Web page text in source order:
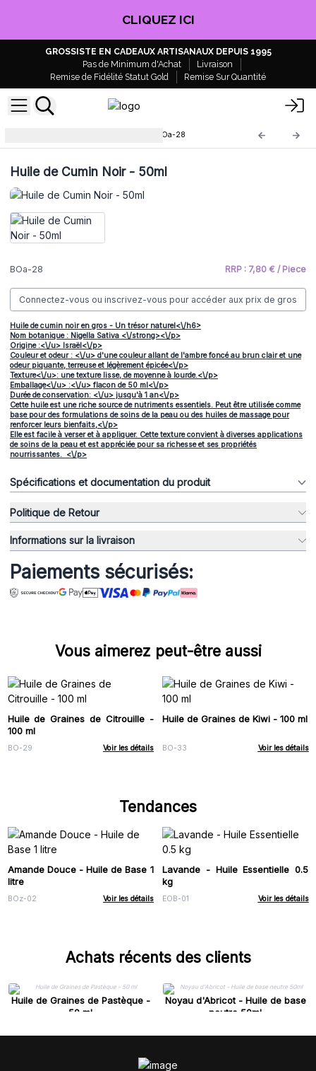
CLIQUEZ ICI
GROSSISTE EN CADEAUX ARTISANAUX DEPUIS 1995
Pas de Minimum d'Achat
Livraison
Remise de Fidélité Statut Gold
Remise Sur Quantité
BOa-28
Huile de Cumin Noir - 50ml
BOa-28 RRP : 7,80 € / Piece
Connectez-vous ou inscrivez-vous pour accéder aux prix de gros
Huile de cumin noir en gros - Un trésor naturel<\/h6>
Nom botanique : Nigella Sativa <\/strong><\/p>
Origine :<\/u> Israël<\/p>
Couleur et odeur : <\/u> d'une couleur allant de l'ambre foncé au brun clair et une
odeur piquante, terreuse et légèrement épicée<\/p>
Texture<\/u>: une texture lisse, de moyenne à lourde.<\/p>
Emballage<\/u> :<\/u> flacon de 50 ml<\/p>
Durée de conservation: <\/u> jusqu'à 1 an<\/p>
Cette huile est une riche source de nutriments essentiels. Peut être utilisée comme
base pour des formulations de soins de la peau ou des huiles de massage pour
renforcer leurs bienfaits,<\/p>
Elle est facile à verser et à appliquer. Cette texture convient à diverses applications
de soins de la peau et est appréciée pour sa richesse et ses propriétés
nourrissantes. <\/p>
Spécifications et documentation du produit
Politique de Retour
Informations sur la livraison
Paiements sécurisés:
Vous aimerez peut-être aussi
Huile de Graines de Citrouille -
100 ml
BO-29 Voir les détails
Huile de Graines de Kiwi - 100 ml
BO-33 Voir les détails
Tendances
Amande Douce - Huile de Base 1
litre
BOz-02 Voir les détails
Lavande - Huile Essentielle 0.5
kg
EOB-01 Voir les détails
Achats récents des clients
Huile de Graines de Pastèque -
50 ml
Noyau d'Abricot - Huile de base
neutre 50ml